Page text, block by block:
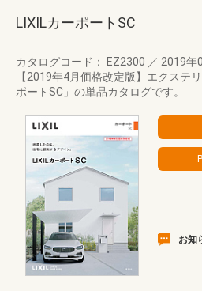
LIXILカーポートSC
カタログコード： EZ2300 ／ 2019年
【2019年4月価格改定版】エクステ
ポートSC」の単品カタログです。
お知